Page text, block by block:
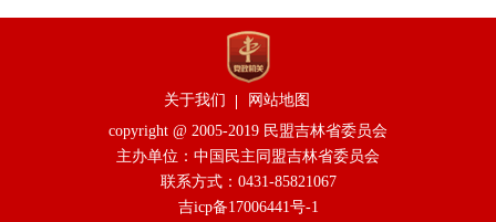
关于我们
网站地图
copyright @ 2005-2019 民盟吉林省委员会
主办单位：中国民主同盟吉林省委员会
联系方式：0431-85821067
吉icp备17006441号-1